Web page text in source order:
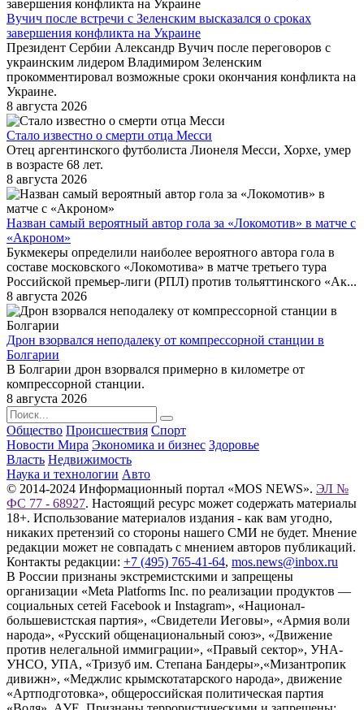
Вучич после встречи с Зеленским высказался о сроках
завершения конфликта на Украине
Президент Сербии Александр Вучич после переговоров с
украинским лидером Владимиром Зеленским
прокомментировал возможные сроки окончания конфликта на
Украине.
8 августа 2026
Стало известно о смерти отца Месси
Отец аргентинского футболиста Лионеля Месси, Хорхе, умер
в возрасте 68 лет.
8 августа 2026
Назван самый вероятный автор гола за «Локомотив» в матче с
«Акроном»
Букмекеры определили наиболее вероятного автора гола в
составе московского «Локомотива» в матче третьего тура
Российской премьер-лиги (РПЛ) против тольяттинского «Ак...
8 августа 2026
Дрон взорвался неподалеку от компрессорной станции в
Болгарии
В Болгарии дрон взорвался примерно в километре от
компрессорной станции.
8 августа 2026
Общество Происшествия Спорт
Новости Мира Экономика и бизнес Здоровье
Власть Недвижимость
Наука и технологии Авто
© 2014-2024 Информационный портал «MOS NEWS». ЭЛ №
ФС 77 - 68927. Настоящий ресурс может содержать материалы
18+. Использование материалов издания - как вам угодно,
никаких претензий со стороны нашего СМИ не будет. Мнение
редакции может не совпадать с мнением авторов публикаций.
Контакты редакции: +7 (495) 765-41-64, mos.news@inbox.ru
В России признаны экстремистскими и запрещены
организации «Meta Platforms Inc. по реализации продуктов —
социальных сетей Facebook и Instagram», «Национал-
большевистская партия», «Свидетели Иеговы», «Армия воли
народа», «Русский общенациональный союз», «Движение
против нелегальной иммиграции», «Правый сектор», УНА-
УНСО, УПА, «Тризуб им. Степана Бандеры»,«Мизантропик
дивижн», «Меджлис крымскотатарского народа», движение
«Артподготовка», общероссийская политическая партия